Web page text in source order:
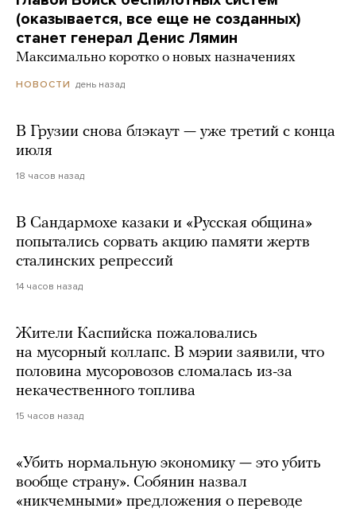
(оказывается, все еще не созданных)
станет генерал Денис Лямин
Максимально коротко о новых назначениях
НОВОСТИ день назад
В Грузии снова блэкаут — уже третий с конца
июля
18 часов назад
В Сандармохе казаки и «Русская община»
попытались сорвать акцию памяти жертв
сталинских репрессий
14 часов назад
Жители Каспийска пожаловались
на мусорный коллапс. В мэрии заявили, что
половина мусоровозов сломалась из-за
некачественного топлива
15 часов назад
«Убить нормальную экономику — это убить
вообще страну». Собянин назвал
«никчемными» предложения о переводе